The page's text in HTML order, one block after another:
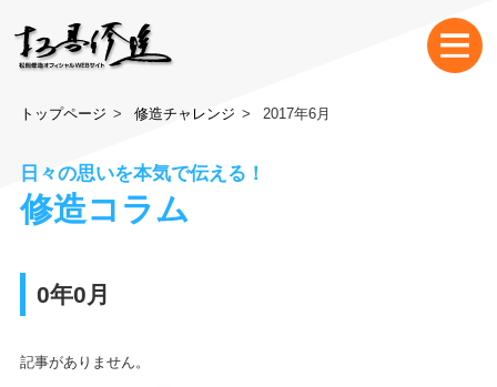
トップページ 修造チャレンジ 2017年6月
日々の思いを本気で伝える！
修造コラム
0年0月
記事がありません。